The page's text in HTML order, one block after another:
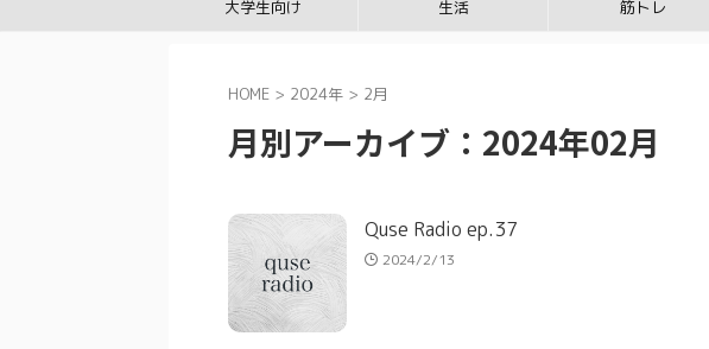
大学生向け 生活 筋トレ
HOME > 2024年 > 2月
月別アーカイブ：2024年02月
Quse Radio ep.37
2024/2/13